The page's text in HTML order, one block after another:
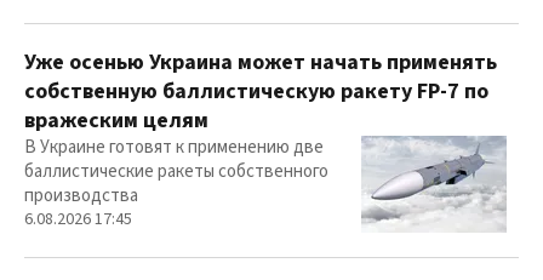
Уже осенью Украина может начать применять
собственную баллистическую ракету FP-7 по
вражеским целям
В Украине готовят к применению две
баллистические ракеты собственного
производства
6.08.2026 17:45